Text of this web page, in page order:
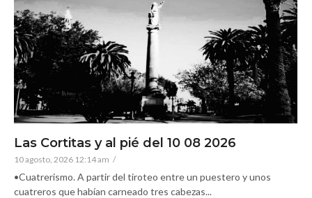
Las Cortitas y al pié del 10 08 2026
10 agosto, 2026 12:14 am /
•Cuatrerismo. A partir del tiroteo entre un puestero y unos
cuatreros que habían carneado tres cabezas...